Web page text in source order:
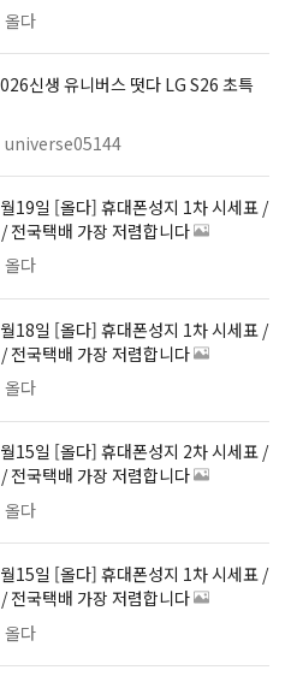
올다
universe05144
전국택배 가장 저렴합니다
올다
전국택배 가장 저렴합니다
올다
전국택배 가장 저렴합니다
올다
전국택배 가장 저렴합니다
올다